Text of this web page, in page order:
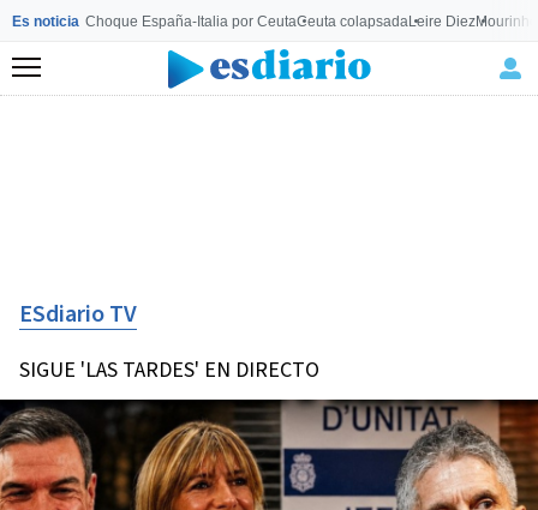
Es noticia Choque España-Italia por CeutaCeuta colapsadaLeire Diez
Menú
ESdiario TV
SIGUE 'LAS TARDES' EN DIRECTO